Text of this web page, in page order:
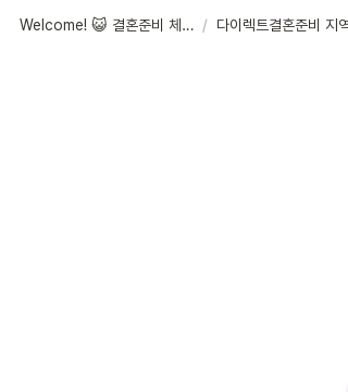
Welcome! 😺 결혼준비 체크리스트 /